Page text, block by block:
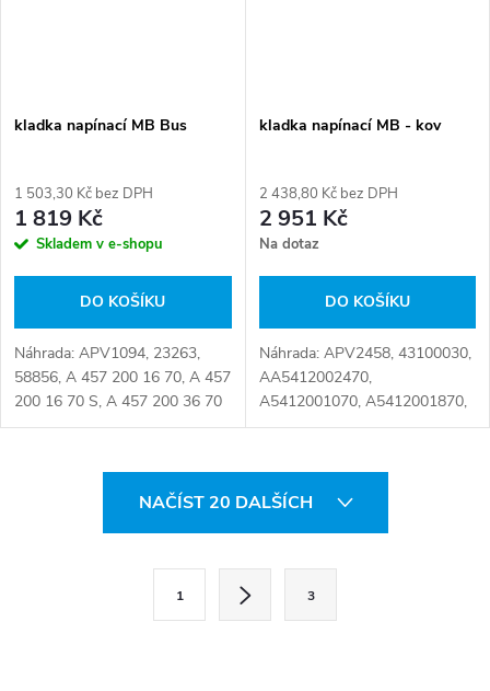
kladka napínací MB Bus
1 503,30 Kč bez DPH
1 819 Kč
Skladem v e-shopu
DO KOŠÍKU
Náhrada: APV1094, 23263,
58856, A 457 200 16 70, A 457
200 16 70 S, A 457 200 36 70
S, A4572001670,
A4572003670,
A4572003670S, T38712,
kladka napínací MB - kov
2 438,80 Kč bez DPH
2 951 Kč
Na dotaz
DO KOŠÍKU
Náhrada: APV2458, 43100030,
AA5412002470,
A5412001070, A5412001870,
A5412002570, A5412003070,
VKMCV51019, 010.591-00,
010.591-00A, 010.596-00,
NAČÍST 20 DALŠÍCH
1 3